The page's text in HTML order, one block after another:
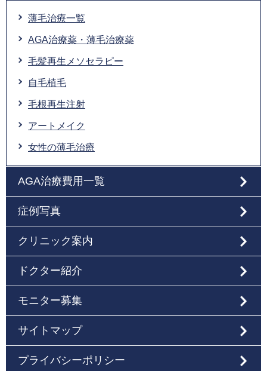
薄毛治療一覧
AGA治療薬・薄毛治療薬
毛髪再生メソセラピー
自毛植毛
毛根再生注射
アートメイク
女性の薄毛治療
AGA治療費用一覧
症例写真
クリニック案内
ドクター紹介
モニター募集
サイトマップ
プライバシーポリシー